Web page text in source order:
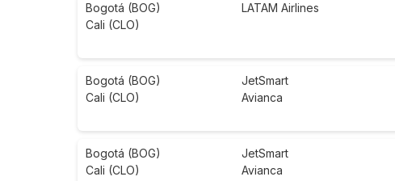
Bogotá (BOG)
Cali (CLO)
LATAM Airlines
Bogotá (BOG)
Cali (CLO)
JetSmart
Avianca
Bogotá (BOG)
Cali (CLO)
JetSmart
Avianca